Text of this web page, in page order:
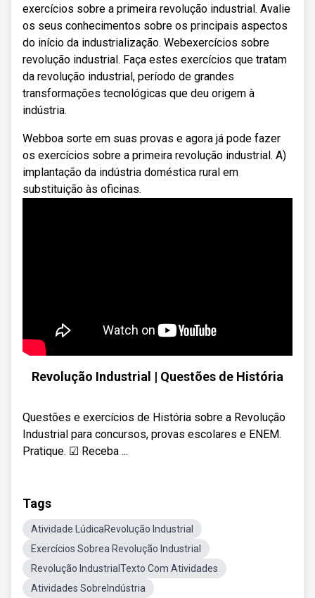
exercícios sobre a primeira revolução industrial. Avalie
os seus conhecimentos sobre os principais aspectos
do início da industrialização. Webexercícios sobre
revolução industrial. Faça estes exercícios que tratam
da revolução industrial, período de grandes
transformações tecnológicas que deu origem à
indústria.
Webboa sorte em suas provas e agora já pode fazer
os exercícios sobre a primeira revolução industrial. A)
implantação da indústria doméstica rural em
substituição às oficinas.
Revolução Industrial | Questões de História
Questões e exercícios de História sobre a Revolução
Industrial para concursos, provas escolares e ENEM.
Pratique. ☑ Receba ...
Tags
Atividade LúdicaRevolução Industrial
Exercícios Sobrea Revolução Industrial
Revolução IndustrialTexto Com Atividades
Atividades SobreIndústria